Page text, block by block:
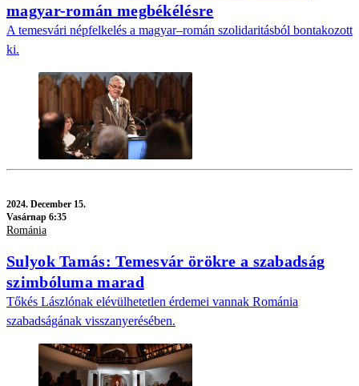
magyar-román megbékélésre
A temesvári népfelkelés a magyar–román szolidaritásból bontakozott
ki.
2024. December 15.
Vasárnap 6:35
Románia
Sulyok Tamás: Temesvár örökre a szabadság
szimbóluma marad
Tőkés Lászlónak elévülhetetlen érdemei vannak Románia
szabadságának visszanyerésében.